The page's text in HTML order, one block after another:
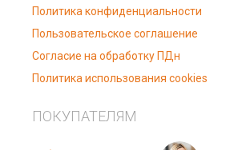
Политика конфиденциальности
Пользовательское соглашение
Согласие на обработку ПДн
Политика использования cookies
ПОКУПАТЕЛЯМ